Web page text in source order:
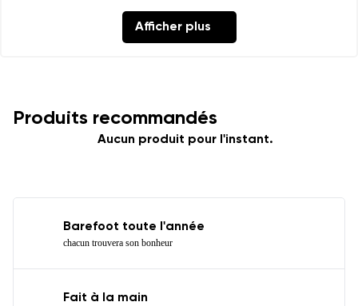
Afficher plus
Produits recommandés
Aucun produit pour l'instant.
Barefoot toute l'année
chacun trouvera son bonheur
Fait à la main